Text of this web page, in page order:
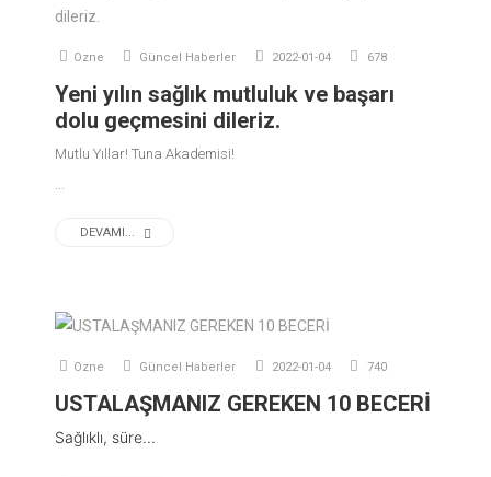
Ozne Güncel Haberler 2022-01-04 678
Yeni yılın sağlık mutluluk ve başarı
dolu geçmesini dileriz.
Mutlu Yıllar! Tuna Akademisi!
DEVAMI...
Ozne Güncel Haberler 2022-01-04 740
USTALAŞMANIZ GEREKEN 10 BECERİ
Sağlıklı, süre...